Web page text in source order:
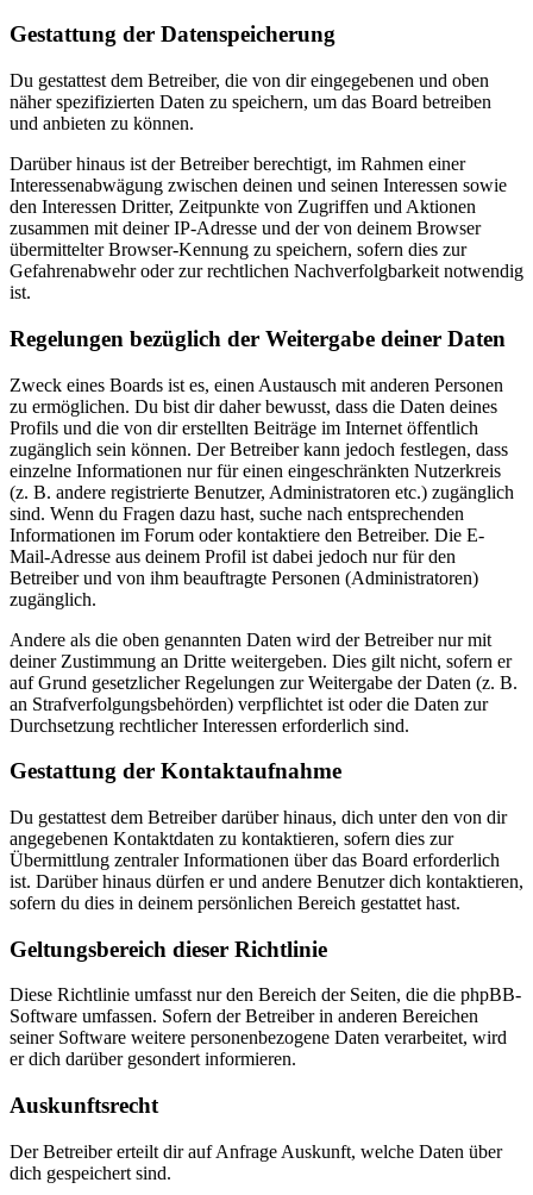
Gestattung der Datenspeicherung
Du gestattest dem Betreiber, die von dir eingegebenen und oben
näher spezifizierten Daten zu speichern, um das Board betreiben
und anbieten zu können.
Darüber hinaus ist der Betreiber berechtigt, im Rahmen einer
Interessenabwägung zwischen deinen und seinen Interessen sowie
den Interessen Dritter, Zeitpunkte von Zugriffen und Aktionen
zusammen mit deiner IP-Adresse und der von deinem Browser
übermittelter Browser-Kennung zu speichern, sofern dies zur
Gefahrenabwehr oder zur rechtlichen Nachverfolgbarkeit notwendig
ist.
Regelungen bezüglich der Weitergabe deiner Daten
Zweck eines Boards ist es, einen Austausch mit anderen Personen
zu ermöglichen. Du bist dir daher bewusst, dass die Daten deines
Profils und die von dir erstellten Beiträge im Internet öffentlich
zugänglich sein können. Der Betreiber kann jedoch festlegen, dass
einzelne Informationen nur für einen eingeschränkten Nutzerkreis
(z. B. andere registrierte Benutzer, Administratoren etc.) zugänglich
sind. Wenn du Fragen dazu hast, suche nach entsprechenden
Informationen im Forum oder kontaktiere den Betreiber. Die E-
Mail-Adresse aus deinem Profil ist dabei jedoch nur für den
Betreiber und von ihm beauftragte Personen (Administratoren)
zugänglich.
Andere als die oben genannten Daten wird der Betreiber nur mit
deiner Zustimmung an Dritte weitergeben. Dies gilt nicht, sofern er
auf Grund gesetzlicher Regelungen zur Weitergabe der Daten (z. B.
an Strafverfolgungsbehörden) verpflichtet ist oder die Daten zur
Durchsetzung rechtlicher Interessen erforderlich sind.
Gestattung der Kontaktaufnahme
Du gestattest dem Betreiber darüber hinaus, dich unter den von dir
angegebenen Kontaktdaten zu kontaktieren, sofern dies zur
Übermittlung zentraler Informationen über das Board erforderlich
ist. Darüber hinaus dürfen er und andere Benutzer dich kontaktieren,
sofern du dies in deinem persönlichen Bereich gestattet hast.
Geltungsbereich dieser Richtlinie
Diese Richtlinie umfasst nur den Bereich der Seiten, die die phpBB-
Software umfassen. Sofern der Betreiber in anderen Bereichen
seiner Software weitere personenbezogene Daten verarbeitet, wird
er dich darüber gesondert informieren.
Auskunftsrecht
Der Betreiber erteilt dir auf Anfrage Auskunft, welche Daten über
dich gespeichert sind.